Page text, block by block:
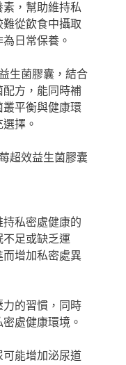
，幫助維持私
從飲食中攝取
日常保養。
生菌膠囊，結合
配方，能同時補
叢平衡與健康環
擇。
超效益生菌膠囊
私密處健康的
足或缺乏運
增加私密處異
力的習慣，同時
處健康環境。
可能增加泌尿道